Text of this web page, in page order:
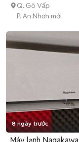
Q. Gò Vấp
P. An Nhơn mới
8 ngày trước